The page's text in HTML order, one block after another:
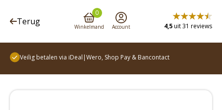
Terug
Terug
0
Winkelmand Account 4,5uit 31 reviews
Veilig betalen via iDeal|Wero, Shop Pay & Bancontact